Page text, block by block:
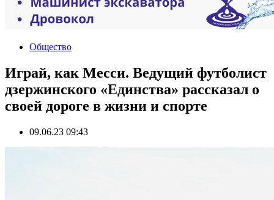
Общество
Играй, как Месси. Ведущий футболист
дзержинского «Единства» рассказал о
своей дороге в жизни и спорте
09.06.23 09:43